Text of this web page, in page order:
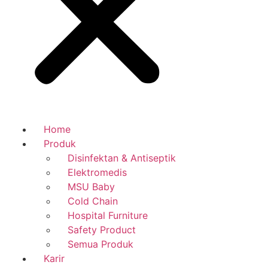
Home
Produk
Disinfektan & Antiseptik
Elektromedis
MSU Baby
Cold Chain
Hospital Furniture
Safety Product
Semua Produk
Karir